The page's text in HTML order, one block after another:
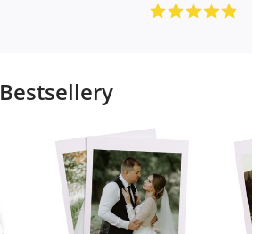
Bestsellery